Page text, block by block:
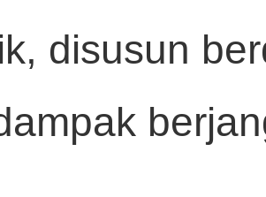
disusun